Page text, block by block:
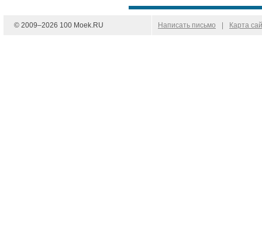
© 2009–2026 100 Moek.RU Написать письмо | Карта